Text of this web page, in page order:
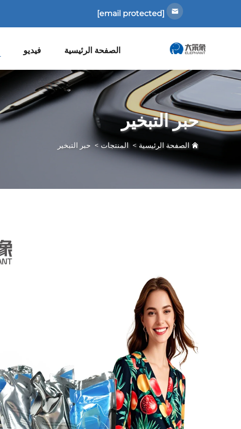
[email protected]
الصفحة الرئيسية فيديو
حبر التبخير
الصفحة الرئيسية >المنتجات> حبر التبخير